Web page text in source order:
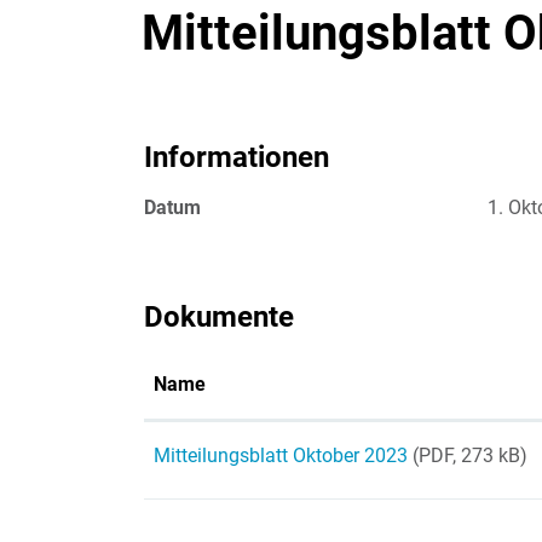
Mitteilungsblatt
Informationen
Datum 1.
Dokumente
Name
Mitteilungsblatt Oktober 2023 (PDF, 273 kB)